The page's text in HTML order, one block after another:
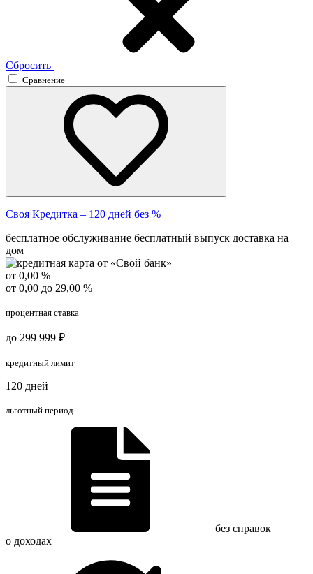
Сбросить
Сравнение
Своя Кредитка – 120 дней без %
бесплатное обслуживание бесплатный выпуск доставка на
дом
от 0,00 %
от 0,00 до 29,00 %
процентная ставка
до 299 999 ₽
кредитный лимит
120 дней
льготный период
без справок
о доходах